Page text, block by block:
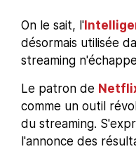
On le sait, l'
désormais utilisée
streaming
Le patron de
comme un outil
du streaming.
l'annonce des